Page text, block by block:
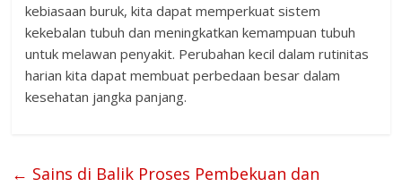
kebiasaan buruk, kita dapat memperkuat sistem
kekebalan tubuh dan meningkatkan kemampuan tubuh
untuk melawan penyakit. Perubahan kecil dalam rutinitas
harian kita dapat membuat perbedaan besar dalam
kesehatan jangka panjang.
← Sains di Balik Proses Pembekuan dan